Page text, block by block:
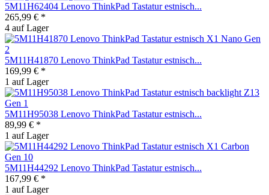
5M11H62404 Lenovo ThinkPad Tastatur estnisch...
265,99 € *
4 auf Lager
5M11H41870 Lenovo ThinkPad Tastatur estnisch...
169,99 € *
1 auf Lager
5M11H95038 Lenovo ThinkPad Tastatur estnisch...
89,99 € *
1 auf Lager
5M11H44292 Lenovo ThinkPad Tastatur estnisch...
167,99 € *
1 auf Lager